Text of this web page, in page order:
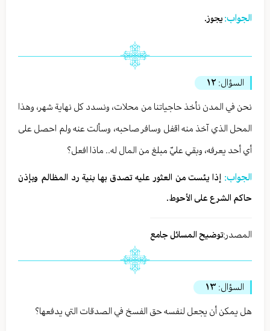
الجواب: يجوز.
السؤال: ١٢
نحن في المدن نأخذ حاجياتنا من محلات، ونسدد كل نهاية شهر، وهذا
المحل الذي آخذ منه اقفل وسافر صاحبه، وسألت عنه ولم احصل على
أي أحد يعرفه، وبقي عليّ مبلغ من المال له.. ماذا افعل؟
الجواب: إذا يئست من العثور عليه تصدق بها بنية رد المظالم وبإذن
حاكم الشرع على الأحوط.
المصدر:توضيح المسائل جامع
السؤال: ١٣
هل يمكن أن يجعل لنفسه حق الفسخ في الصدقات التي يدفعها؟